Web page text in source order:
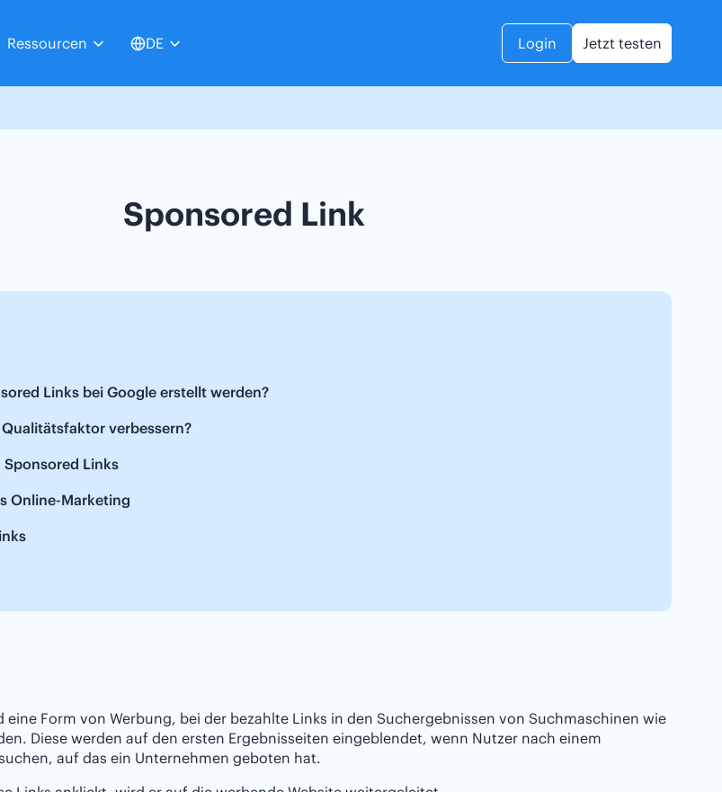
Ressourcen DE Login Jetzt testen
Sponsored Link
Links bei Google erstellt werden?
verbessern?
Links
Online-Marketing
eine Form von Werbung, bei der bezahlte Links in den Suchergebnissen von Suchmaschinen wie
Diese werden auf den ersten Ergebnisseiten eingeblendet, wenn Nutzer nach einem
auf das ein Unternehmen geboten hat.